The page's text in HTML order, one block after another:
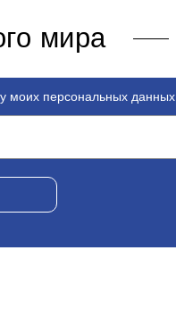
мира
моих персональных данных.